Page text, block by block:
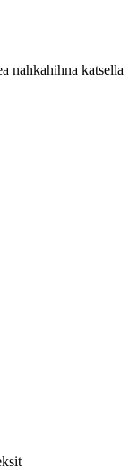
nahkahihna katsella